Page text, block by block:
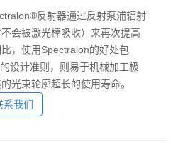
反射器通过反射泵浦辐射
不会被激光棒吸收）来再次提高
，使用Spectralon的好处包
设计准则，则易于机械加工极
光束轮廓超长的使用寿命。
系我们